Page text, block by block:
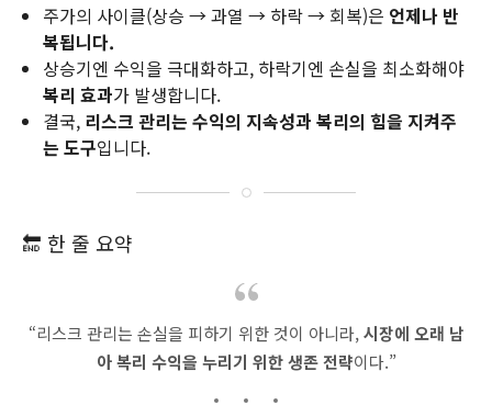
주가의 사이클(상승 → 과열 → 하락 → 회복)은 언제나 반
복됩니다.
상승기엔 수익을 극대화하고, 하락기엔 손실을 최소화해야
복리 효과가 발생합니다.
결국, 리스크 관리는 수익의 지속성과 복리의 힘을 지켜주
는 도구입니다.
🔚 한 줄 요약
“리스크 관리는 손실을 피하기 위한 것이 아니라,시장에 오래 남
아 복리 수익을 누리기 위한 생존 전략이다.”